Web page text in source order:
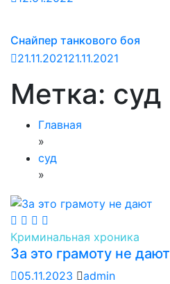
Снайпер танкового боя
21.11.202121.11.2021
Метка: суд
Главная
»
суд
»
Криминальная хроника
За это грамоту не дают
05.11.2023
admin